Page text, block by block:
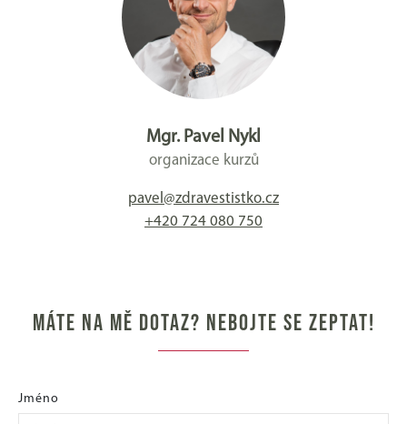
Mgr. Pavel Nykl
organizace kurzů
pavel@zdravestistko.cz
+420 724 080 750
MÁTE NA MĚ DOTAZ? NEBOJTE SE ZEPTAT!
Jméno